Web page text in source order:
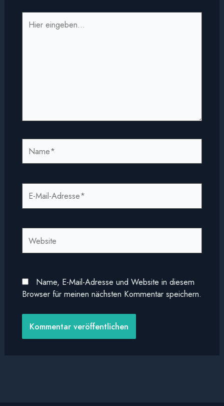
eingeben…
Mail-
Adresse*
Name, E-Mail-Adresse und Website in diesem
Browser für meinen nächsten Kommentar speichern.